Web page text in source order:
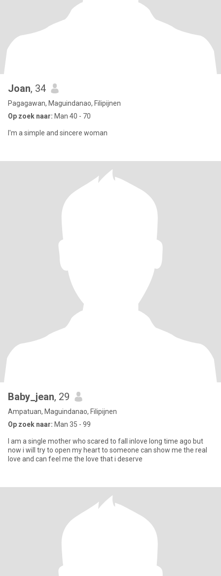
Joan, 34
Pagagawan, Maguindanao, Filipijnen
Op zoek naar: Man 40 - 70
I'm a simple and sincere woman
Baby_jean, 29
Ampatuan, Maguindanao, Filipijnen
Op zoek naar: Man 35 - 99
I am a single mother who scared to fall inlove long time ago but
now i will try to open my heart to someone can show me the real
love and can feel me the love that i deserve